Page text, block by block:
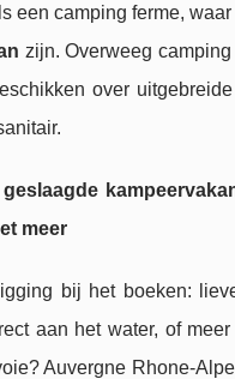
een camping ferme,
zijn. Overweeg
over
meer
bij het boeken:
aan het water, of
Auvergne Rhone-